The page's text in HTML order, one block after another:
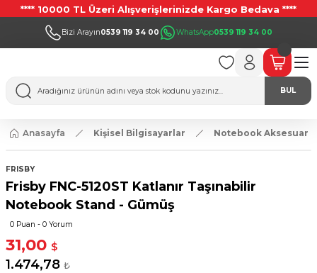
**** 10000 TL Üzeri Alışverişlerinizde Kargo Bedava ****
Bizi Arayın0539 119 34 00 WhatsApp0539 119 34 00
BUL
Anasayfa Kişisel Bilgisayarlar Notebook Aksesuar
FRISBY
Frisby FNC-5120ST Katlanır Taşınabilir
Notebook Stand - Gümüş
0 Puan - 0 Yorum
31,00 $
1.474,78 ₺